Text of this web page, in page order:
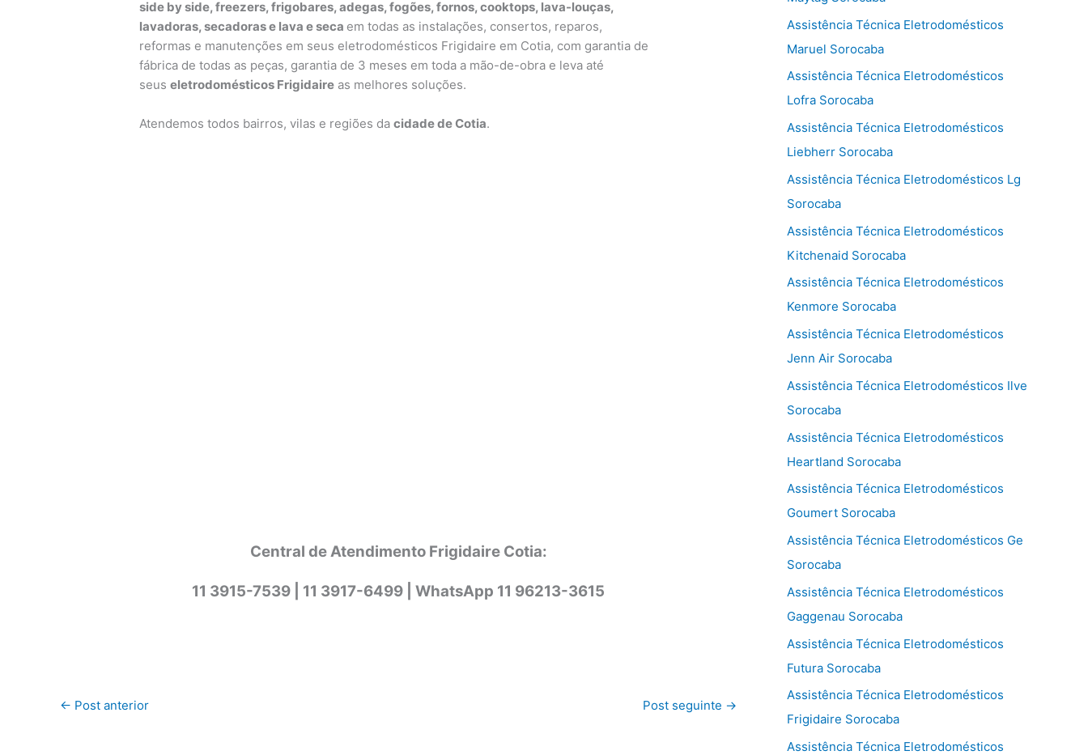
side by side, freezers, frigobares, adegas, fogões, fornos, cooktops, lava-louças,
lavadoras, secadoras e lava e seca em todas as instalações, consertos, reparos,
reformas e manutenções em seus eletrodomésticos Frigidaire em Cotia, com garantia de
fábrica de todas as peças, garantia de 3 meses em toda a mão-de-obra e leva até
seuseletrodomésticos Frigidaire as melhores soluções.
Atendemos todos bairros, vilas e regiões dacidade de Cotia.
Central de Atendimento Frigidaire Cotia:
11 3915-7539 | 11 3917-6499 | WhatsApp 11 96213-3615
← Post anterior Post seguinte →
Assistência Técnica Eletrodomésticos
Maruel Sorocaba
Assistência Técnica Eletrodomésticos
Lofra Sorocaba
Assistência Técnica Eletrodomésticos
Liebherr Sorocaba
Assistência Técnica Eletrodomésticos Lg
Sorocaba
Assistência Técnica Eletrodomésticos
Kitchenaid Sorocaba
Assistência Técnica Eletrodomésticos
Kenmore Sorocaba
Assistência Técnica Eletrodomésticos
Jenn Air Sorocaba
Assistência Técnica Eletrodomésticos Ilve
Sorocaba
Assistência Técnica Eletrodomésticos
Heartland Sorocaba
Assistência Técnica Eletrodomésticos
Goumert Sorocaba
Assistência Técnica Eletrodomésticos Ge
Sorocaba
Assistência Técnica Eletrodomésticos
Gaggenau Sorocaba
Assistência Técnica Eletrodomésticos
Futura Sorocaba
Assistência Técnica Eletrodomésticos
Frigidaire Sorocaba
Assistência Técnica Eletrodomésticos